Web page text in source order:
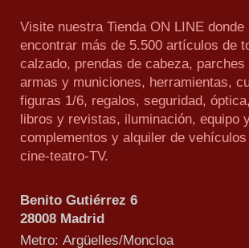
Visite nuestra Tienda ON LINE donde
encontrar más de 5.500 artículos de
calzado, prendas de cabeza, parches
armas y municiones, herramientas,
figuras 1/6, regalos, seguridad,
libros y revistas, iluminación, equipo
complementos y alquiler de
cine-teatro-TV.
Benito Gutiérrez 6
28008 Madrid
Metro: Argüelles/Moncloa